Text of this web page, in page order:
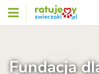
Fundacja